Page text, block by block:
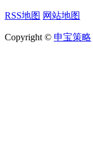
RSS地图 网站地图
Copyright © 申宝策略